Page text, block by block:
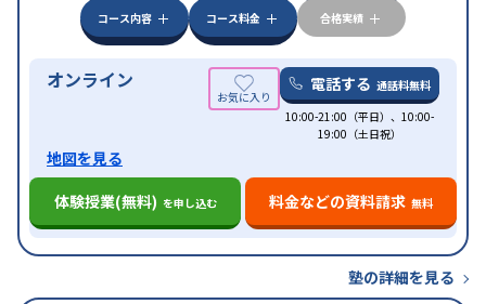
コース内容
コース料金 合格実績
オンライン 電話する 通話料無料
10:00-21:00（平日）、10:00-
19:00（土日祝）
地図を見る
体験授業(無料) を申し込む 料金などの資料請求 無料
塾の詳細を見る